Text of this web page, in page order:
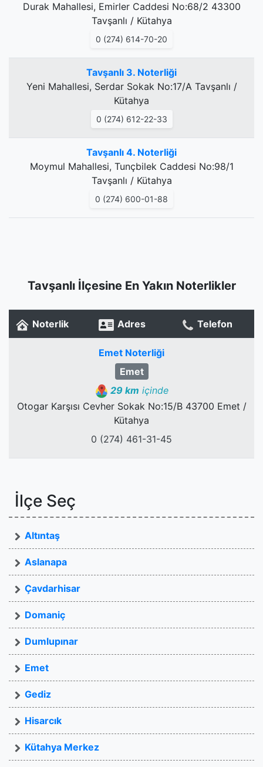
Durak Mahallesi, Emirler Caddesi No:68/2 43300
Tavşanlı / Kütahya
0 (274) 614-70-20
Tavşanlı 3. Noterliği
Yeni Mahallesi, Serdar Sokak No:17/A Tavşanlı /
Kütahya
0 (274) 612-22-33
Tavşanlı 4. Noterliği
Moymul Mahallesi, Tunçbilek Caddesi No:98/1
Tavşanlı / Kütahya
0 (274) 600-01-88
Tavşanlı İlçesine En Yakın Noterlikler
Noterlik Adres Telefon
Emet Noterliği
Emet
29 km içinde
Otogar Karşısı Cevher Sokak No:15/B 43700 Emet /
Kütahya
0 (274) 461-31-45
İlçe Seç
Altıntaş
Aslanapa
Çavdarhisar
Domaniç
Dumlupınar
Emet
Gediz
Hisarcık
Kütahya Merkez